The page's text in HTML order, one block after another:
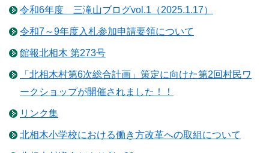
令和6年度 三滝山ブログvol.1（2025.1.17）
令和7～9年度入札参加申請要領について
館報北相木 第273号
「北相木村第6次総合計画」策定に向けた第2回村民ワ
ークショップが開催されました！！
リンク集
北相木小学校における働き方改革への取組について